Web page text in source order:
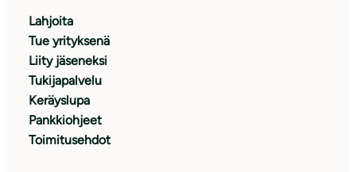
Lahjoita
Tue yrityksenä
Liity jäseneksi
Tukijapalvelu
Keräyslupa
Pankkiohjeet
Toimitusehdot